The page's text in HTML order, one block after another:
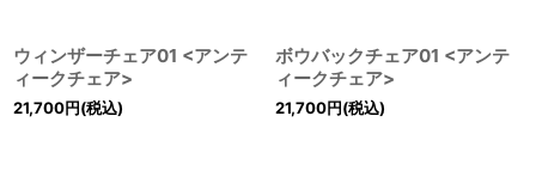
ウィンザーチェア01 <アンテ
ィークチェア>
21,700円(税込)
ボウバックチェア01 <アンテ
ィークチェア>
21,700円(税込)